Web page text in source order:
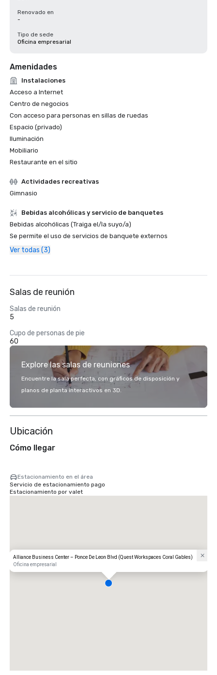
Renovado en
-
Tipo de sede
Oficina empresarial
Amenidades
Instalaciones
Acceso a Internet
Centro de negocios
Con acceso para personas en sillas de ruedas
Espacio (privado)
Iluminación
Mobiliario
Restaurante en el sitio
Actividades recreativas
Gimnasio
Bebidas alcohólicas y servicio de banquetes
Bebidas alcohólicas (Traiga el/la suyo/a)
Se permite el uso de servicios de banquete externos
Ver todas (3)
Salas de reunión
Salas de reunión
5
Cupo de personas de pie
60
Explore las salas de reuniones
Encuentre la sala perfecta, con gráficos de disposición y
planos de planta interactivos en 3D.
Ubicación
Cómo llegar
Estacionamiento en el área
Servicio de estacionamiento pago
Estacionamiento por valet
Alliance Business Center – Ponce De Leon Blvd (Quest Workspaces Coral Gables)
Oficina empresarial